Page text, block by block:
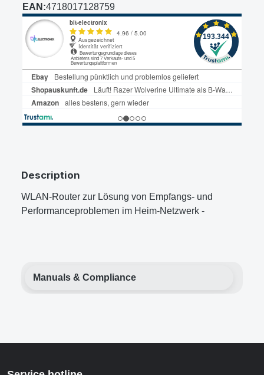
EAN:4718017128759
Description
WLAN-Router zur Lösung von Empfangs- und
Performanceproblemen im Heim-Netzwerk -
Manuals & Compliance